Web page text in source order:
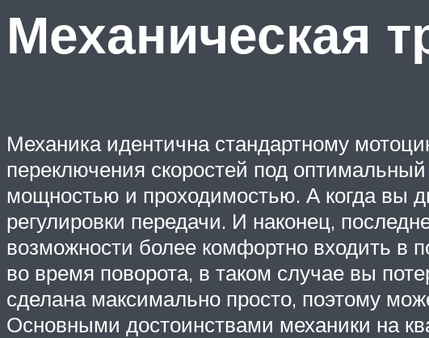
Механическая
Механика идентична стандартному
переключения скоростей под
мощностью и проходимостью. А когда вы
регулировки передачи. И наконец,
возможности более комфортно входить в
во время поворота, в таком случае вы
сделана максимально просто, поэтому
Основными достоинствами механики на